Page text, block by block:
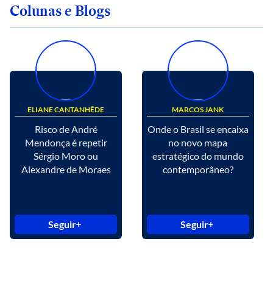
Colunas e Blogs
ELIANE CANTANHÊDE
Risco de André
Mendonça é repetir
Sérgio Moro ou
Alexandre de Moraes
Seguir
MARCOS JANK
Onde o Brasil se encaixa
no novo mapa
estratégico do mundo
contemporâneo?
Seguir